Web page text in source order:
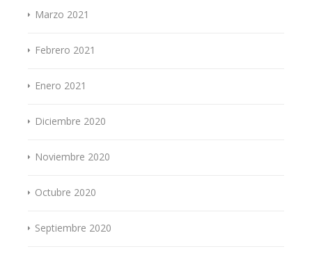
Marzo 2021
Febrero 2021
Enero 2021
Diciembre 2020
Noviembre 2020
Octubre 2020
Septiembre 2020